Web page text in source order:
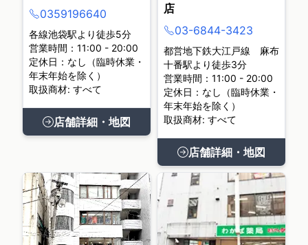
0359196640
各線池袋駅より徒歩5分
営業時間：11:00 - 20:00
定休日：なし（臨時休業・
年末年始を除く）
取扱商材: すべて
店舗詳細・地図
店
03-6844-3423
都営地下鉄大江戸線 麻布
十番駅より徒歩3分
営業時間：11:00 - 20:00
定休日：なし（臨時休業・
年末年始を除く）
取扱商材: すべて
店舗詳細・地図